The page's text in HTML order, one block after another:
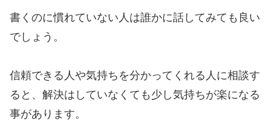
書くのに慣れていない人は誰かに話してみても良い
でしょう。
信頼できる人や気持ちを分かってくれる人に相談す
ると、解決はしていなくても少し気持ちが楽になる
事があります。